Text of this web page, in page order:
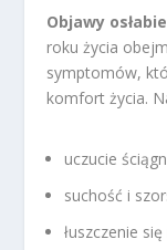
Objawy
roku życia
symptomów,
komfort życia.
uczucie
suchość i
łuszczenie